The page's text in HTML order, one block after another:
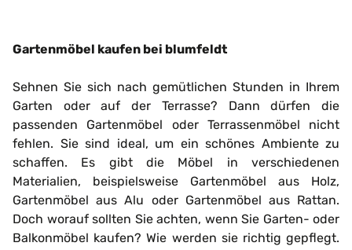
Gartenmöbel kaufen bei blumfeldt
Sehnen Sie sich nach gemütlichen Stunden in Ihrem
Garten oder auf der Terrasse? Dann dürfen die
passenden Gartenmöbel oder Terrassenmöbel nicht
fehlen. Sie sind ideal, um ein schönes Ambiente zu
schaffen. Es gibt die Möbel in verschiedenen
Materialien, beispielsweise Gartenmöbel aus Holz,
Gartenmöbel aus Alu oder Gartenmöbel aus Rattan.
Doch worauf sollten Sie achten, wenn Sie Garten- oder
Balkonmöbel kaufen? Wie werden sie richtig gepflegt.